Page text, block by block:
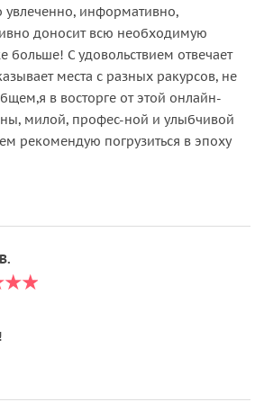
увлеченно, информативно,
доносит всю необходимую
С удовольствием отвечает
места с разных ракурсов, не
в восторге от этой онлайн-
милой, профес-ной и улыбчивой
рекомендую погрузиться в эпоху